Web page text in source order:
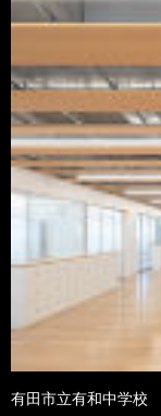
有田市立有和中学校